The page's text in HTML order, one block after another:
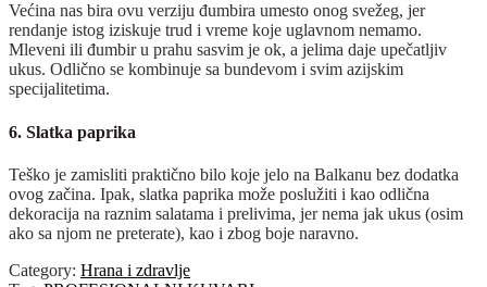
Većina nas bira ovu verziju đumbira umesto onog svežeg, jer
rendanje istog iziskuje trud i vreme koje uglavnom nemamo.
Mleveni ili đumbir u prahu sasvim je ok, a jelima daje upečatljiv
ukus. Odlično se kombinuje sa bundevom i svim azijskim
specijalitetima.
6. Slatka paprika
Teško je zamisliti praktično bilo koje jelo na Balkanu bez dodatka
ovog začina. Ipak, slatka paprika može poslužiti i kao odlična
dekoracija na raznim salatama i prelivima, jer nema jak ukus (osim
ako sa njom ne preterate), kao i zbog boje naravno.
Category: Hrana i zdravlje